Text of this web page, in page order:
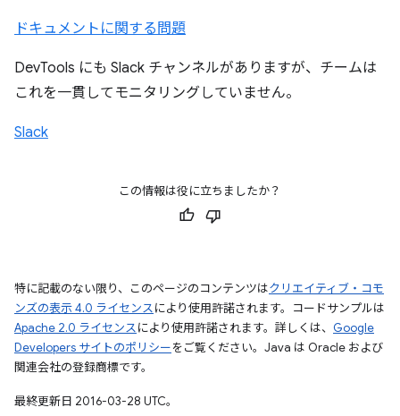
ドキュメントに関する問題
DevTools にも Slack チャンネルがありますが、チームは
これを一貫してモニタリングしていません。
Slack
この情報は役に立ちましたか？
特に記載のない限り、このページのコンテンツはクリエイティブ・コモ
ンズの表示 4.0 ライセンスにより使用許諾されます。コードサンプルは
Apache 2.0 ライセンスにより使用許諾されます。詳しくは、 Google
Developers サイトのポリシーをご覧ください。Java は Oracle および
関連会社の登録商標です。
最終更新日 2016-03-28 UTC。